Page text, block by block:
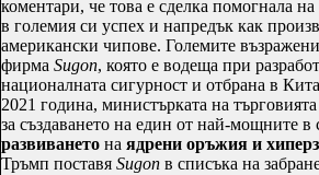
коментари, че това е сделка помогнала
в големия си успех и напредък как
американски чипове. Големите
фирма Sugon, която е водеща при
националната сигурност и отбрана в
2021 година, министърката на
за създаването на един от най-мощните
развиването на ядрени оръжия и
Тръмп поставя Sugon в списъка на